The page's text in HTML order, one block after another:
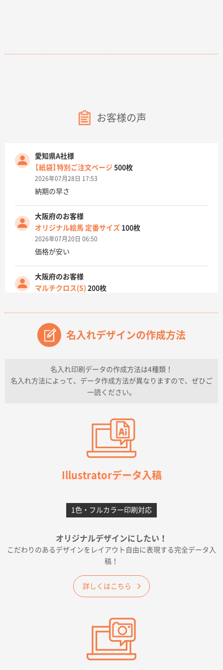
お客様の声
愛知県A社様
【紙袋】特別ご注文ページ 500枚
2026年07月28日 17:53
納期の早さ
大阪府のお客様
オリジナル絵馬 定番サイズ 100枚
2026年07月20日 06:50
価格が安い
大阪府のお客様
マルチクロス(S) 200枚
原稿データ流用が可能で価格が妥当なこと
兵庫県のお客様
チケットホルダー ダブルポケット
上記のとおりです。
柳さんの対応が素晴らしかった。
フレキソレジ袋 Uバッグ 35号
5000枚
2026年06月28日 15:14
千葉県A社様
2026年06月19日 09:41
価格 大丈夫そうな会社に見えた
大阪府のお客様
A4フルカラークリアファイル1000枚
【ポリ】特別ご注文ページ1000枚
2026年06月08日 17:38
名入れデザインの作成方法
名入れ印刷データの作成方法は4種類！
名入れ方法によって、データ作成方法が異なりますので、ぜひご
一読ください。
Illustratorデータ入稿
1色・フルカラー印刷対応
オリジナルデザインにしたい！
こだわりのあるデザインをレイアウト自由に表現する完全データ入
稿！
詳しくはこちら